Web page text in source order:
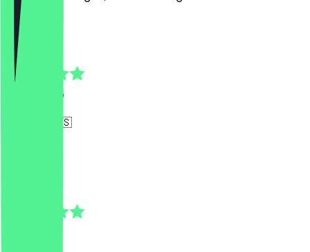
Djalil
24 juli 2026
🇵🇸🇵🇸🇵🇸